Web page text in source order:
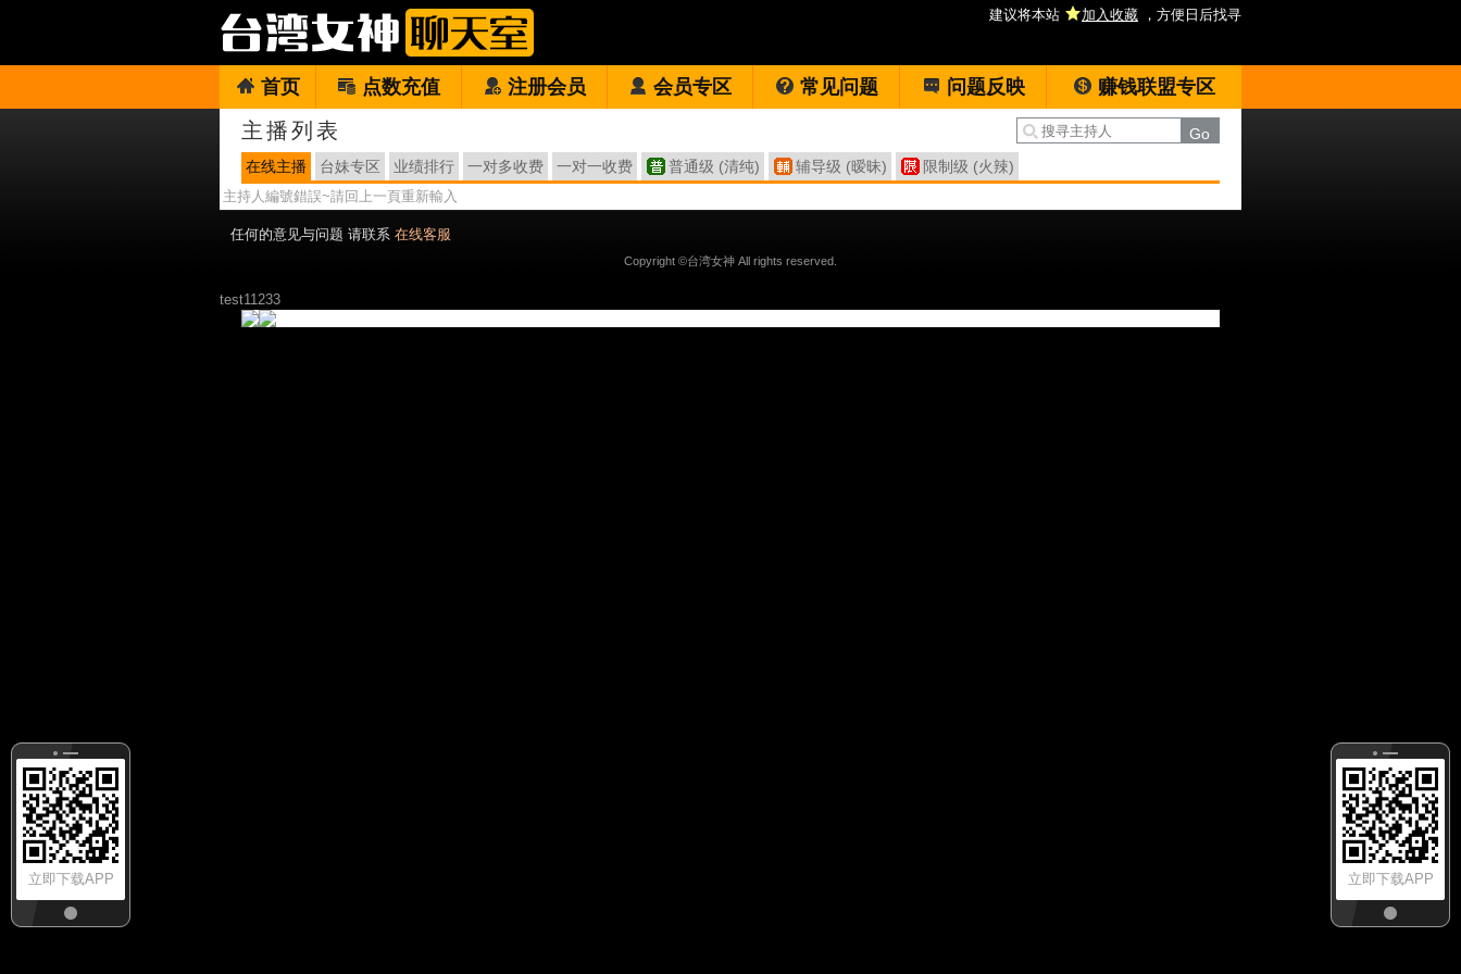
建议将本站 加入收藏 ，方便日后找寻
首页 点数充值 注册会员 会员专区 常见问题 问题反映 赚钱联盟专区
立即下载APP
立即下载APP
主播列表
在线主播 台妹专区 业绩排行 一对多收费 一对一收费 普通级 (清纯) 辅导级 (暧昧) 限制级 (火辣)
主持人編號錯誤~請回上一頁重新輸入
任何的意见与问题 请联系 在线客服
Copyright ©台湾女神 All rights reserved.
test11233